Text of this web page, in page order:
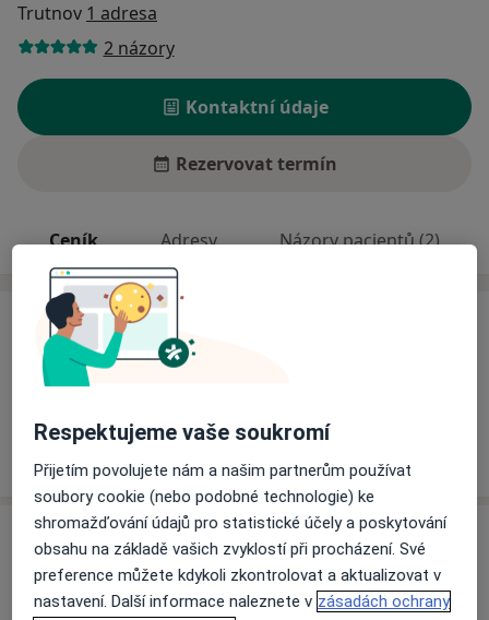
Trutnov 1 adresa
2 názory
Kontaktní údaje
Rezervovat termín
Ceník Adresy Názory pacientů (2)
Ceník
Informace o službách a cenách nejsou k dispozici
svých službách.
Adresa
Sam. ordinace PL - stomatologa s lab.
Polská 91/14, Trutnov54101
Respektujeme vaše soukromí
Přijetím povolujete nám a našim partnerům používat
soubory cookie (nebo podobné technologie) ke
shromažďování údajů pro statistické účely a poskytování
obsahu na základě vašich zvyklostí při procházení. Své
preference můžete kdykoli zkontrolovat a aktualizovat v
nastavení. Další informace naleznete v zásadách ochrany